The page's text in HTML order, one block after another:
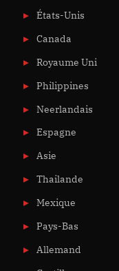
États-Unis
Canada
Royaume Uni
Philippines
Neerlandais
Espagne
Asie
Thailande
Mexique
Pays-Bas
Allemand